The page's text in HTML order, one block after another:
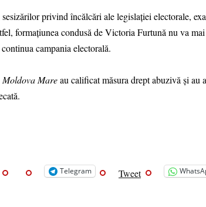
privind încălcări ale legislației electorale,
formațiunea condusă de Victoria Furtună nu va
campania electorală.
Moldova Mareau calificat măsura drept abuzivă și au
Telegram Tweet